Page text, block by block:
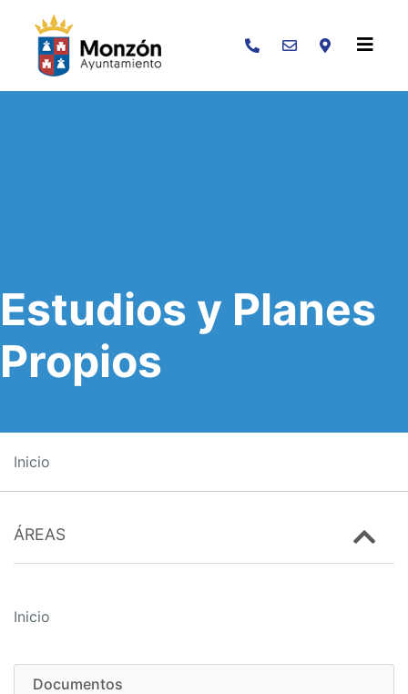
Buscar
Estudios y Planes
Propios
Inicio
ÁREAS
Inicio
Documentos